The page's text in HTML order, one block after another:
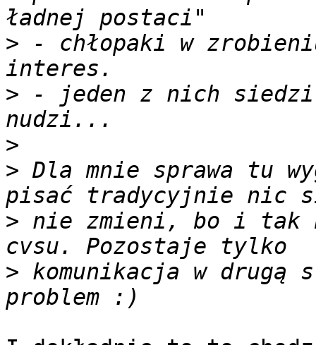
> - chłopaki w
> - jeden z nich
>
> Dla mnie sprawa tu
> nie zmieni, bo i tak
> komunikacja w